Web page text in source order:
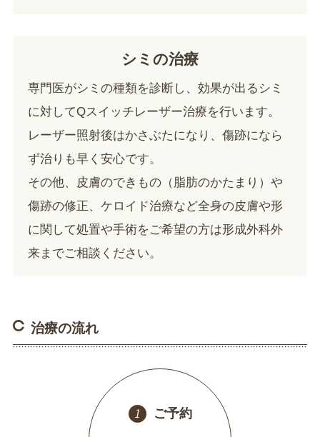
シミの治療
専門医がシミの種類を診断し、効果が出るシミ
に対してQスイッチレーザー治療を行います。
レーザー照射後はかさぶたになり、傷跡になら
ず治りも早く安心です。
その他、皮膚のできもの（脂肪のかたまり）や
傷跡の修正、ケロイド治療など全身の皮膚や形
に関して処置や手術をご希望の方は形成外科外
来までご相談ください。
治療の流れ
ご予約